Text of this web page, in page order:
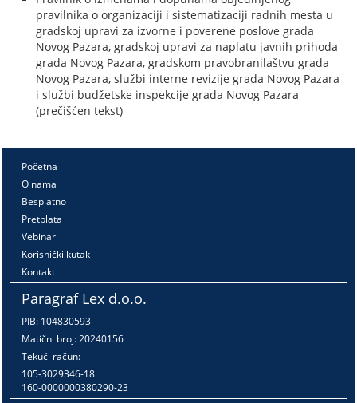
pravilnika o organizaciji i sistematizaciji radnih mesta u
gradskoj upravi za izvorne i poverene poslove grada
Novog Pazara, gradskoj upravi za naplatu javnih prihoda
grada Novog Pazara, gradskom pravobranilaštvu grada
Novog Pazara, službi interne revizije grada Novog Pazara
i službi budžetske inspekcije grada Novog Pazara
(prečišćen tekst)
Početna
O nama
Besplatno
Pretplata
Vebinari
Korisnički kutak
Kontakt
Paragraf Lex d.o.o.
PIB: 104830593
Matični broj: 20240156
Tekući račun:
105-3029346-18
160-0000000380290-23